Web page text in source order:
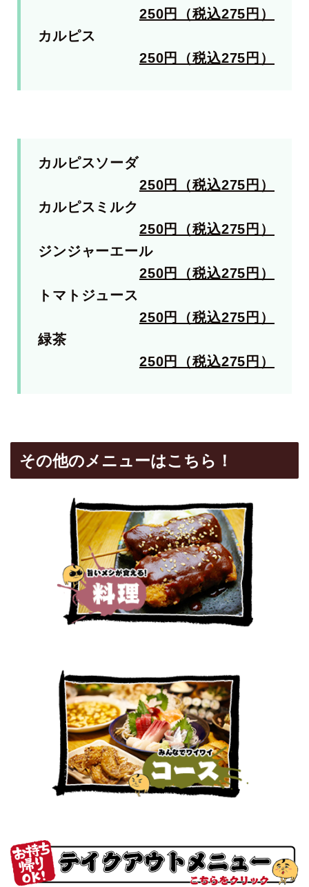
250円（税込275円）
カルピス
250円（税込275円）
カルピスソーダ
250円（税込275円）
カルピスミルク
250円（税込275円）
ジンジャーエール
250円（税込275円）
トマトジュース
250円（税込275円）
緑茶
250円（税込275円）
その他のメニューはこちら！